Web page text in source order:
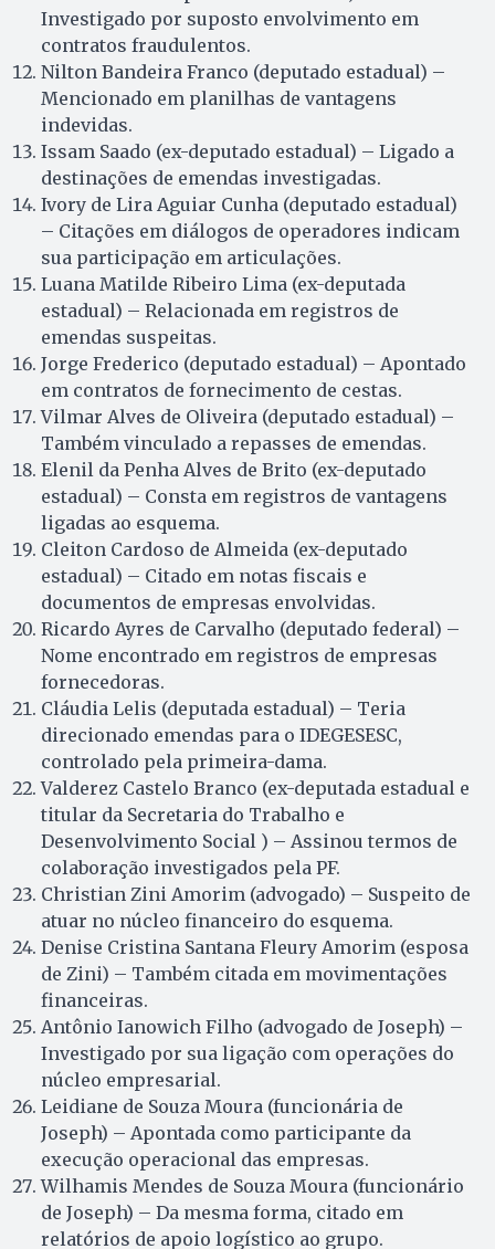
Investigado por suposto envolvimento em
contratos fraudulentos.
Nilton Bandeira Franco (deputado estadual) –
Mencionado em planilhas de vantagens
indevidas.
Issam Saado (ex-deputado estadual) – Ligado a
destinações de emendas investigadas.
Ivory de Lira Aguiar Cunha (deputado estadual)
– Citações em diálogos de operadores indicam
sua participação em articulações.
Luana Matilde Ribeiro Lima (ex-deputada
estadual) – Relacionada em registros de
emendas suspeitas.
Jorge Frederico (deputado estadual) – Apontado
em contratos de fornecimento de cestas.
Vilmar Alves de Oliveira (deputado estadual) –
Também vinculado a repasses de emendas.
Elenil da Penha Alves de Brito (ex-deputado
estadual) – Consta em registros de vantagens
ligadas ao esquema.
Cleiton Cardoso de Almeida (ex-deputado
estadual) – Citado em notas fiscais e
documentos de empresas envolvidas.
Ricardo Ayres de Carvalho (deputado federal) –
Nome encontrado em registros de empresas
fornecedoras.
Cláudia Lelis (deputada estadual) – Teria
direcionado emendas para o IDEGESESC,
controlado pela primeira-dama.
Valderez Castelo Branco (ex-deputada estadual e
titular da Secretaria do Trabalho e
Desenvolvimento Social ) – Assinou termos de
colaboração investigados pela PF.
Christian Zini Amorim (advogado) – Suspeito de
atuar no núcleo financeiro do esquema.
Denise Cristina Santana Fleury Amorim (esposa
de Zini) – Também citada em movimentações
financeiras.
Antônio Ianowich Filho (advogado de Joseph) –
Investigado por sua ligação com operações do
núcleo empresarial.
Leidiane de Souza Moura (funcionária de
Joseph) – Apontada como participante da
execução operacional das empresas.
Wilhamis Mendes de Souza Moura (funcionário
de Joseph) – Da mesma forma, citado em
relatórios de apoio logístico ao grupo.